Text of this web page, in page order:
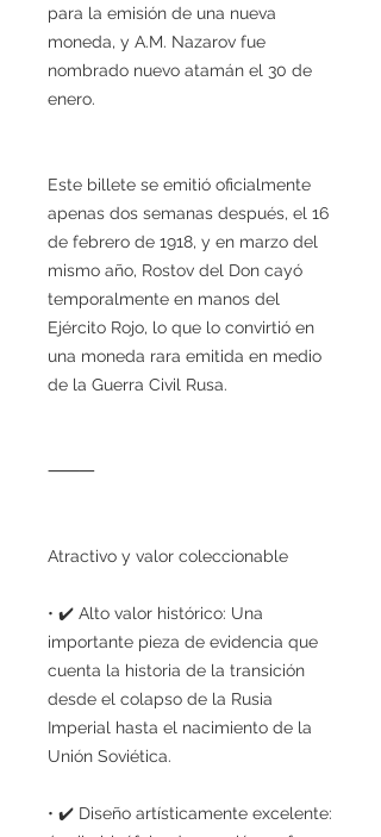
para la emisión de una nueva
moneda, y A.M. Nazarov fue
nombrado nuevo atamán el 30 de
enero.
Este billete se emitió oficialmente
apenas dos semanas después, el 16
de febrero de 1918, y en marzo del
mismo año, Rostov del Don cayó
temporalmente en manos del
Ejército Rojo, lo que lo convirtió en
una moneda rara emitida en medio
de la Guerra Civil Rusa.
⸻
Atractivo y valor coleccionable
• ✔️ Alto valor histórico: Una
importante pieza de evidencia que
cuenta la historia de la transición
desde el colapso de la Rusia
Imperial hasta el nacimiento de la
Unión Soviética.
• ✔️ Diseño artísticamente excelente: